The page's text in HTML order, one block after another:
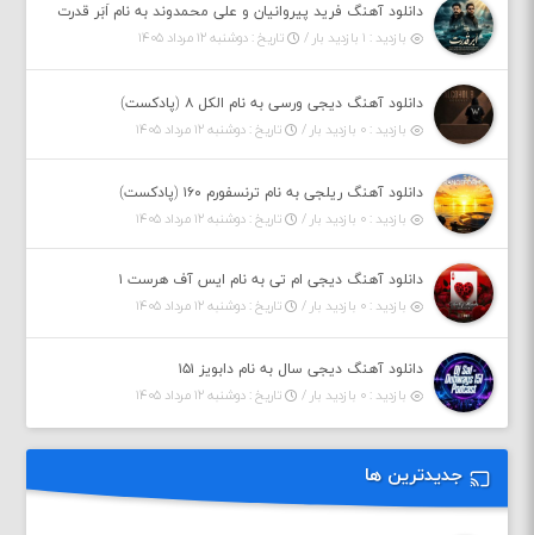
دانلود آهنگ فرید پیروانیان و علی محمدوند به نام اَبَر قدرت
بازدید : ۱ بازدید بار /
تاریخ : دوشنبه ۱۲ مرداد ۱۴۰۵
دانلود آهنگ دیجی ورسی به نام الکل ۸ (پادکست)
بازدید : ۰ بازدید بار /
تاریخ : دوشنبه ۱۲ مرداد ۱۴۰۵
دانلود آهنگ ریلجی به نام ترنسفورم ۱۶۰ (پادکست)
بازدید : ۰ بازدید بار /
تاریخ : دوشنبه ۱۲ مرداد ۱۴۰۵
دانلود آهنگ دیجی ام تی به نام ایس آف هرست ۱
بازدید : ۰ بازدید بار /
تاریخ : دوشنبه ۱۲ مرداد ۱۴۰۵
دانلود آهنگ دیجی سال به نام دابویز ۱۵۱
بازدید : ۰ بازدید بار /
تاریخ : دوشنبه ۱۲ مرداد ۱۴۰۵
جدیدترین ها